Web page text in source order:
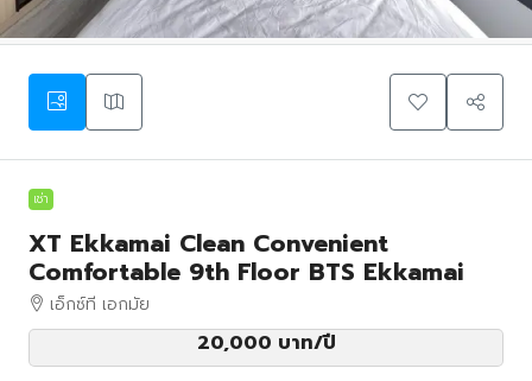
เช่า
XT Ekkamai Clean Convenient
Comfortable 9th Floor BTS Ekkamai
เอ็กซ์ที เอกมัย
20,000 บาท/ปี